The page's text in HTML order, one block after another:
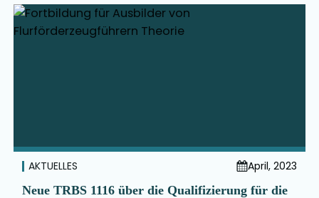
AKTUELLES
April, 2023
Neue TRBS 1116 über die Qualifizierung für die